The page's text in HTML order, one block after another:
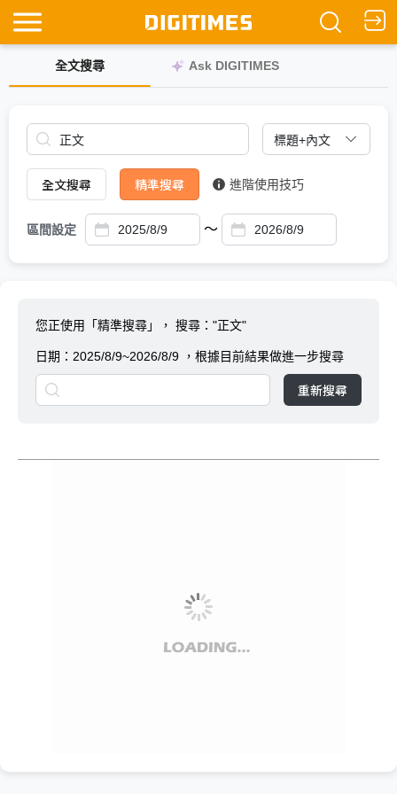
全文搜尋 Ask DIGITIMES
全文搜尋 精準搜尋 進階使用技巧
區間設定 ～
您正使用「精準搜尋」， 搜尋："正文"
日期： 2025/8/9~2026/8/9 ，根據目前結果做進一步搜尋
重新搜尋